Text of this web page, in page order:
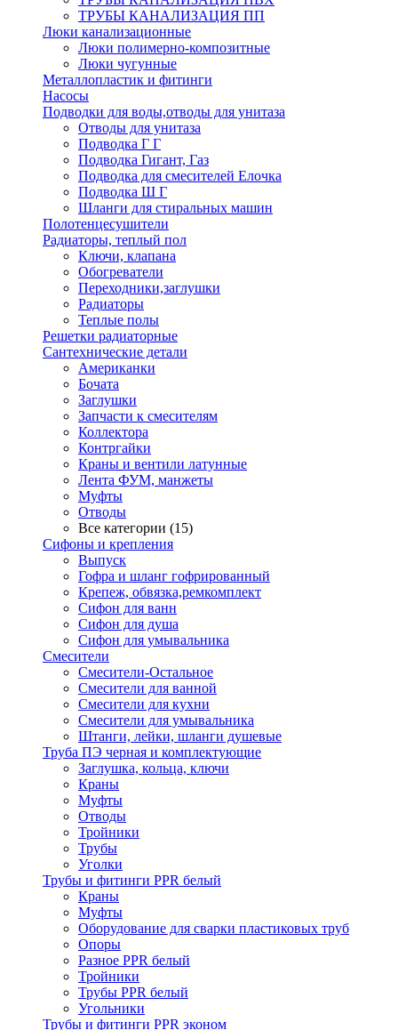
ТРУБЫ КАНАЛИЗАЦИЯ ПП
Люки канализационные
Люки полимерно-композитные
Люки чугунные
Металлопластик и фитинги
Насосы
Подводки для воды,отводы для унитаза
Отводы для унитаза
Подводка Г Г
Подводка Гигант, Газ
Подводка для смесителей Елочка
Подводка Ш Г
Шланги для стиральных машин
Полотенцесушители
Радиаторы, теплый пол
Ключи, клапана
Обогреватели
Переходники,заглушки
Радиаторы
Теплые полы
Решетки радиаторные
Сантехнические детали
Американки
Бочата
Заглушки
Запчасти к смесителям
Коллектора
Контргайки
Краны и вентили латунные
Лента ФУМ, манжеты
Муфты
Отводы
Все категории (15)
Сифоны и крепления
Выпуск
Гофра и шланг гофрированный
Крепеж, обвязка,ремкомплект
Сифон для ванн
Сифон для душа
Сифон для умывальника
Смесители
Cмесители-Остальное
Смесители для ванной
Смесители для кухни
Смесители для умывальника
Штанги, лейки, шланги душевые
Труба ПЭ черная и комплектующие
Заглушка, кольца, ключи
Краны
Муфты
Отводы
Тройники
Трубы
Уголки
Трубы и фитинги PPR белый
Краны
Муфты
Оборудование для сварки пластиковых труб
Опоры
Разное PPR белый
Тройники
Трубы PPR белый
Угольники
Трубы и фитинги PPR эконом